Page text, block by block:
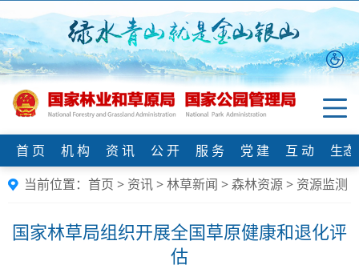
首 页 机 构 资 讯 公 开 服 务 党 建 互 动
生
当前位置： 首页 > 资讯>林草新闻 >森林资源> 资源监测
国家林草局组织开展全国草原健康和退化评
估